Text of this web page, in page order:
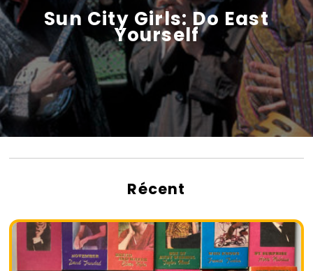
Sun City Girls: Do East
Yourself
Récent